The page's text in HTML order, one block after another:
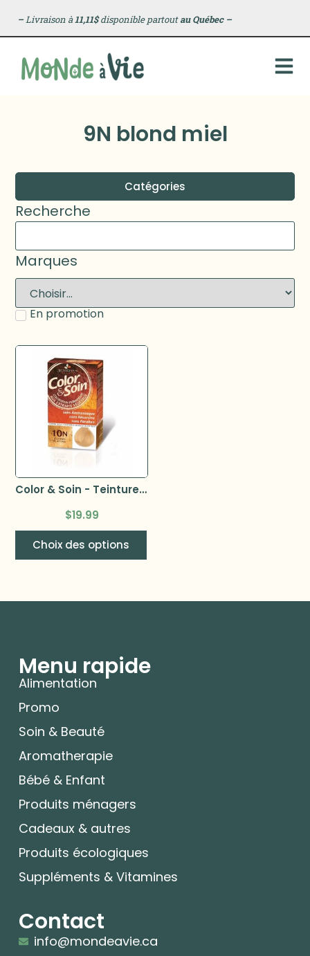
–Livraison à11,11$disponible partoutau Québec –
9N blond miel
Catégories
Recherche
Marques
En promotion
Color & Soin - Teinture pour cheveux
$19.99
Choix des options
Menu rapide
Alimentation
Promo
Soin & Beauté
Aromatherapie
Bébé & Enfant
Produits ménagers
Cadeaux & autres
Produits écologiques
Suppléments & Vitamines
Contact
info@mondeavie.ca